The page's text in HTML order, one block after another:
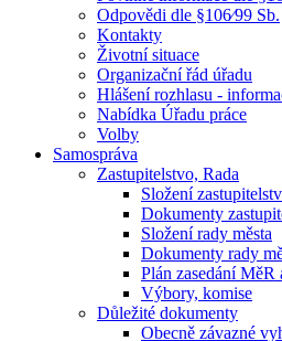
Odpovědi dle §106⁄99 Sb.
Kontakty
Životní situace
Organizační řád úřadu
Hlášení rozhlasu -
Nabídka Úřadu práce
Volby
Samospráva
Zastupitelstvo, Rada
Složení
Dokumenty
Složení rady města
Dokumenty rady
Plán zasedání MěR
Výbory, komise
Důležité dokumenty
Obecně závazné